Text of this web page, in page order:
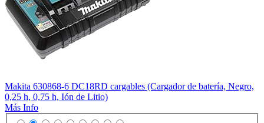
Makita 630868-6 DC18RD cargables (Cargador de batería, Negro,
0,25 h, 0,75 h, Ión de Litio)
Más Info